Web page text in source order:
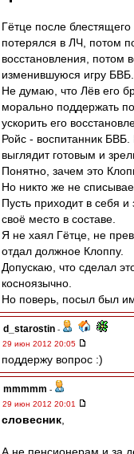
Гётце после
потерялся в ЛЧ, потом
восстановления, потом
изменившуюся игру БВБ.
Не думаю, что Лёв его
морально поддержать
ускорить его
Ройс - воспитанник
выглядит готовым и
Понятно, зачем это
Но никто же не
Пусть приходит в себя и
своё место в составе.
Я не хаял Гётце, не
отдал должное Клоппу.
Допускаю, что сделал
косноязычно.
Но поверь, посыл был
d_starostin -
29 июн 2012 20:05
поддержу вопрос :)
mmmmm -
29 июн 2012 20:01
словесник